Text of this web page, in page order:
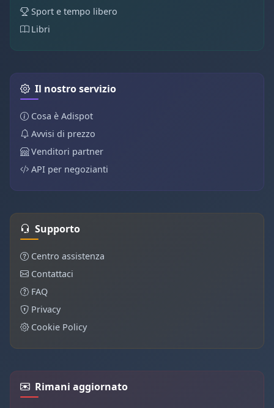
Sport e tempo libero
Libri
Il nostro servizio
Cosa è Adispot
Avvisi di prezzo
Venditori partner
API per negozianti
Supporto
Centro assistenza
Contattaci
FAQ
Privacy
Cookie Policy
Rimani aggiornato